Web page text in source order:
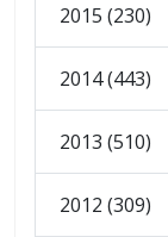
2015 (230)
2014 (443)
2013 (510)
2012 (309)